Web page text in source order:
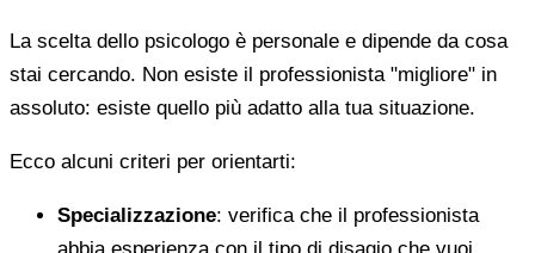
La scelta dello psicologo è personale e dipende da cosa
stai cercando. Non esiste il professionista "migliore" in
assoluto: esiste quello più adatto alla tua situazione.
Ecco alcuni criteri per orientarti:
Specializzazione: verifica che il professionista
abbia esperienza con il tipo di disagio che vuoi